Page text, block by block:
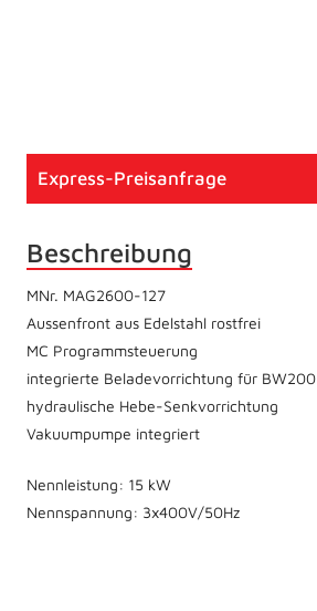
Zustand
Express-Preisanfrage
Beschreibung
MNr. MAG2600-127
Aussenfront aus Edelstahl rostfrei
MC Programmsteuerung
integrierte Beladevorrichtung für BW200
hydraulische Hebe-Senkvorrichtung
Vakuumpumpe integriert
Nennleistung: 15 kW
Nennspannung: 3x400V/50Hz